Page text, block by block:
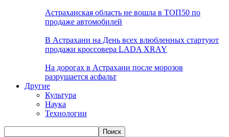
Астраханская область не вошла в ТОП50 по
продаже автомобилей
В Астрахани на День всех влюбленных стартуют
продажи кроссовера LADA XRAY
На дорогах в Астрахани после морозов
разрушается асфальт
Другие
Культура
Наука
Технологии